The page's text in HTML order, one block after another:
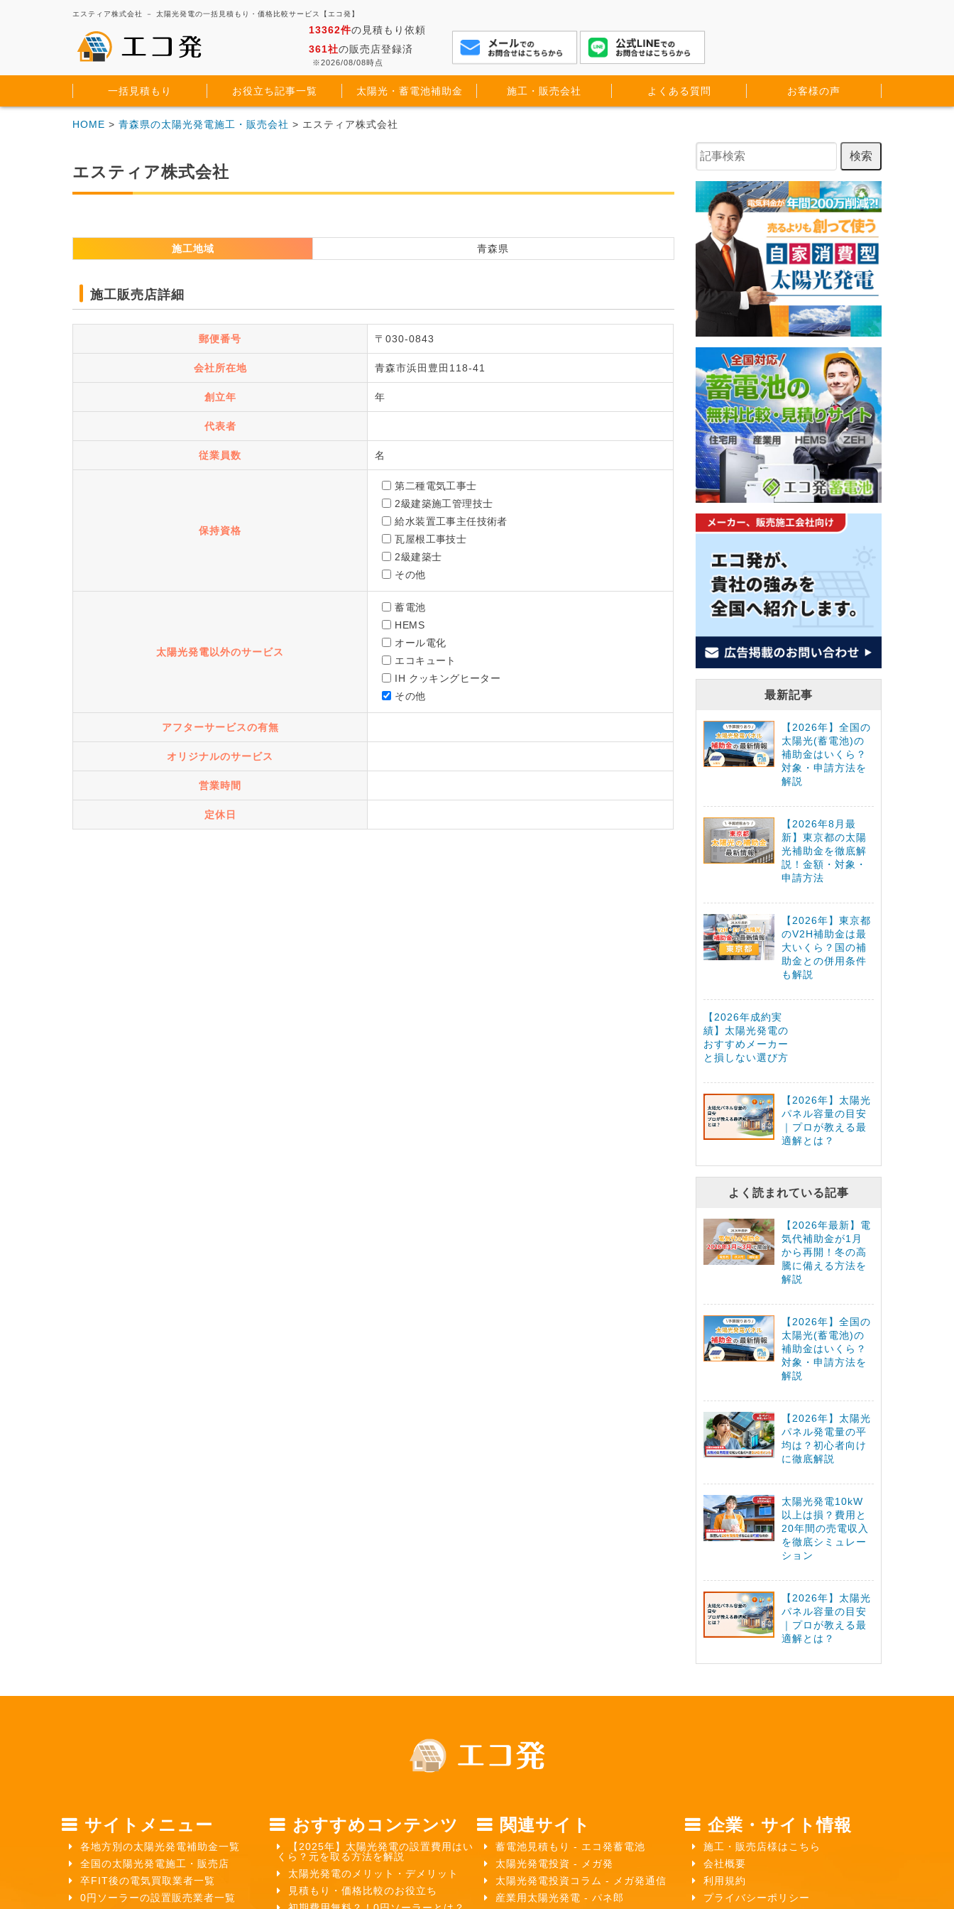
エスティア株式会社 － 太陽光発電の一括見積もり・価格比較サービス【エコ発】
13362件の見積もり依頼
361社の販売店登録済
※2026/08/08時点
一括見積もり お役立ち記事一覧 太陽光・蓄電池補助金 施工・販売会社 よくある質問 お客様の声
HOME > 青森県の太陽光発電施工・販売会社 > エスティア株式会社
エスティア株式会社
施工地域 青森県
施工販売店詳細
郵便番号 〒030-0843
会社所在地 青森市浜田豊田118-41
創立年 年
代表者
従業員数 名
保持資格
第二種電気工事士
2級建築施工管理技士
給水装置工事主任技術者
瓦屋根工事技士
2級建築士
その他
太陽光発電以外のサービス
蓄電池
HEMS
オール電化
エコキュート
IH クッキングヒーター
その他
アフターサービスの有無
オリジナルのサービス
営業時間
定休日
最新記事
【2026年】全国の
太陽光(蓄電池)の
補助金はいくら？
対象・申請方法を
解説
【2026年8月最
新】東京都の太陽
光補助金を徹底解
説！金額・対象・
申請方法
【2026年】東京都
のV2H補助金は最
大いくら？国の補
助金との併用条件
も解説
【2026年成約実
績】太陽光発電の
おすすめメーカー
と損しない選び方
【2026年】太陽光
パネル容量の目安
｜プロが教える最
適解とは？
よく読まれている記事
【2026年最新】電
気代補助金が1月
から再開！冬の高
騰に備える方法を
解説
【2026年】全国の
太陽光(蓄電池)の
補助金はいくら？
対象・申請方法を
解説
【2026年】太陽光
パネル発電量の平
均は？初心者向け
に徹底解説
太陽光発電10kW
以上は損？費用と
20年間の売電収入
を徹底シミュレー
ション
【2026年】太陽光
パネル容量の目安
｜プロが教える最
適解とは？
サイトメニュー
各地方別の太陽光発電補助金一覧
全国の太陽光発電施工・販売店
卒FIT後の電気買取業者一覧
0円ソーラーの設置販売業者一覧
おすすめコンテンツ
【2025年】太陽光発電の設置費用はい
くら？元を取る方法を解説
太陽光発電のメリット・デメリット
見積もり・価格比較のお役立ち
関連サイト
蓄電池見積もり - エコ発蓄電池
太陽光発電投資 - メガ発
太陽光発電投資コラム - メガ発通信
産業用太陽光発電 - パネ郎
企業・サイト情報
施工・販売店様はこちら
会社概要
利用規約
プライバシーポリシー